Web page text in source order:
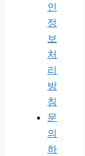
인
정
보
처
리
방
침
문
의
하